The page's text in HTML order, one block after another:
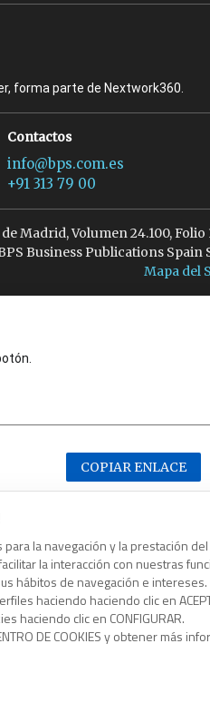
la navegación y la prestación
la interacción con nuestras
hábitos de navegación e intereses.
haciendo haciendo clic en
haciendo clic en CONFIGURAR.
DE COOKIES y obtener más
forma parte de Nextwork360.
Contactos
info@bps.com.es
+91 313 79 00
Madrid, Volumen 24.100,
Business Publications Spain
Mapa del
COPIAR ENLACE